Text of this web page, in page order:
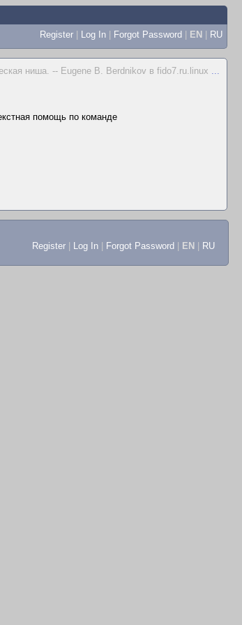
Register | Log In | Forgot Password | EN | RU
ниша. -- Eugene B. Berdnikov в fido7.ru.linux ...
помощь по команде
Register Log In Forgot Password EN RU